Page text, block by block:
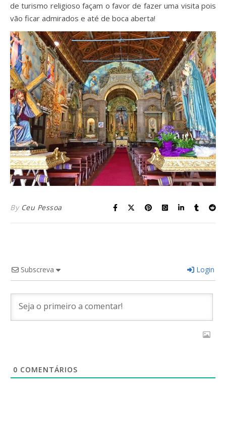
de turismo religioso façam o favor de fazer uma visita pois
vão ficar admirados e até de boca aberta!
By Ceu Pessoa
Subscreva Login
0 COMENTÁRIOS